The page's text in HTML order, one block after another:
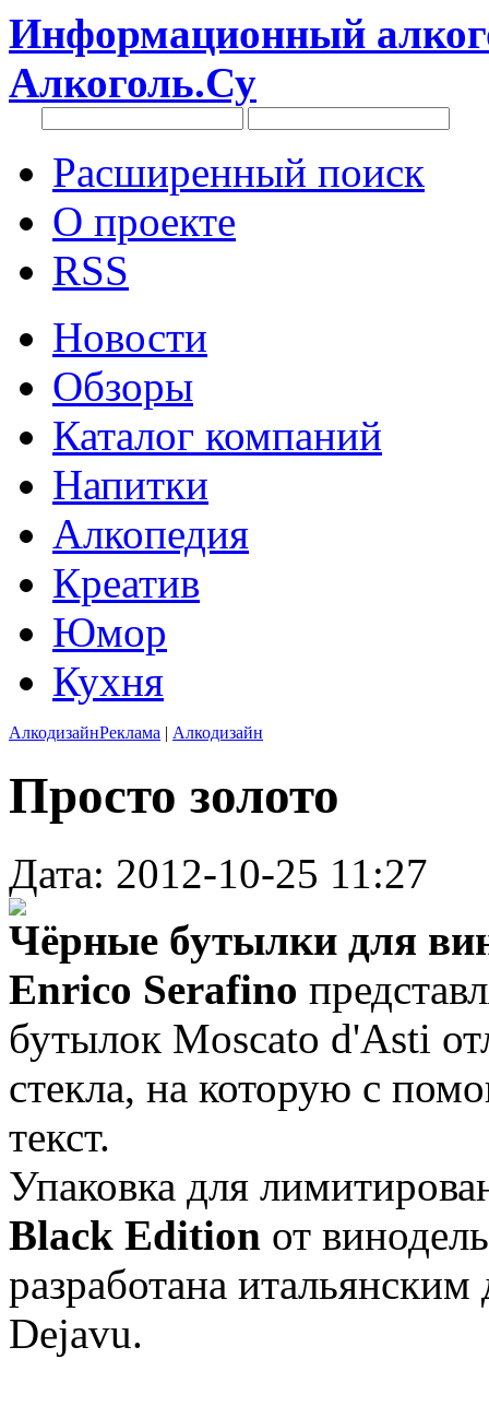
Информационный
Алкоголь.Су
Расширенный поиск
О проекте
RSS
Новости
Обзоры
Каталог компаний
Напитки
Алкопедия
Креатив
Юмор
Кухня
АлкодизайнРеклама | Алкодизайн
Просто золото
Дата: 2012-10-25 11:27
Чёрные бутылки для
Enrico Serafino
бутылок Moscato d'Asti
стекла, на которую с
текст.
Упаковка для
Black Edition от
разработана
Dejavu.